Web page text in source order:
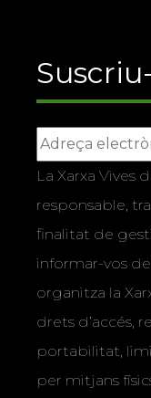
La Xarxa Vives
responsable,
finalitat de
informar-vos
organitza la
drets d’accés,
portabilitat,
per mitjans